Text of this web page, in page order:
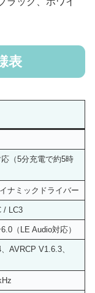
表
（5分充電で約5時
ナミックドライバー
/ LC3
（LE Audio対応）
AVRCP V1.6.3、